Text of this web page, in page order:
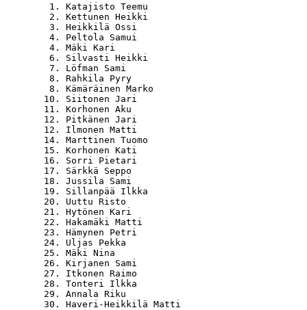
1. Katajisto Teemu
2. Kettunen Heikki
3. Heikkilä Ossi
4. Peltola Samui
4. Mäki Kari
6. Silvasti Heikki
7. Löfman Sami
8. Rahkila Pyry
8. Kämäräinen Marko
10. Siitonen Jari
11. Korhonen Aku
12. Pitkänen Jari
12. Ilmonen Matti
14. Marttinen Tuomo
15. Korhonen Kati
16. Sorri Pietari
17. Särkkä Seppo
18. Jussila Sami
19. Sillanpää Ilkka
20. Uuttu Risto
21. Hytönen Kari
22. Hakamäki Matti
23. Hämynen Petri
24. Uljas Pekka
25. Mäki Nina
26. Kirjanen Sami
27. Itkonen Raimo
28. Tonteri Ilkka
29. Annala Riku
30. Haveri-Heikkilä Matti